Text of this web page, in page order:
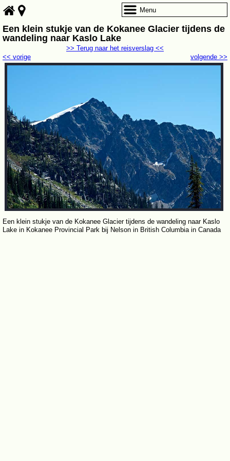
Een klein stukje van de Kokanee Glacier tijdens de
wandeling naar Kaslo Lake
volgende >>
<< vorige
>> Terug naar het reisverslag <<
Een klein stukje van de Kokanee Glacier tijdens de wandeling naar Kaslo
Lake in Kokanee Provincial Park bij Nelson in British Columbia in Canada
Menu